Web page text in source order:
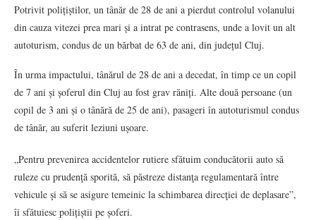
Potrivit polițiștilor, un tânăr de 28 de ani a pierdut controlul volanului
din cauza vitezei prea mari și a intrat pe contrasens, unde a lovit un alt
autoturism, condus de un bărbat de 63 de ani, din județul Cluj.
În urma impactului, tânărul de 28 de ani a decedat, în timp ce un copil
de 7 ani și șoferul din Cluj au fost grav răniți. Alte două persoane (un
copil de 3 ani și o tânără de 25 de ani), pasageri în autoturismul condus
de tânăr, au suferit leziuni ușoare.
„Pentru prevenirea accidentelor rutiere sfătuim conducătorii auto să
ruleze cu prudenţă sporită, să păstreze distanţa regulamentară între
vehicule şi să se asigure temeinic la schimbarea direcţiei de deplasare”,
îi sfătuiesc polițiștii pe șoferi.